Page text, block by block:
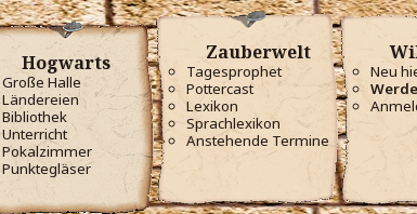
Hogwarts
Große Halle
Ländereien
Bibliothek
Unterricht
Pokalzimmer
Punktegläser
Zauberwelt
Tagesprophet
Pottercast
Lexikon
Sprachlexikon
Anstehende Termine
Neu